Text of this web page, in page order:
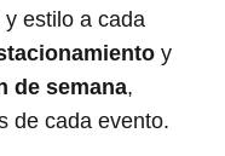
estilo a cada
y
de semana,
de cada evento.